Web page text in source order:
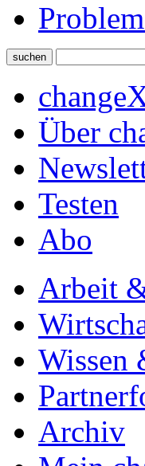
suchen
Über
Testen
Abo
Arbeit
Wissen
Archiv